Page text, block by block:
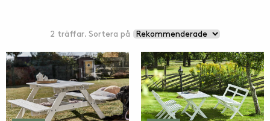
2 träffar. Sortera på